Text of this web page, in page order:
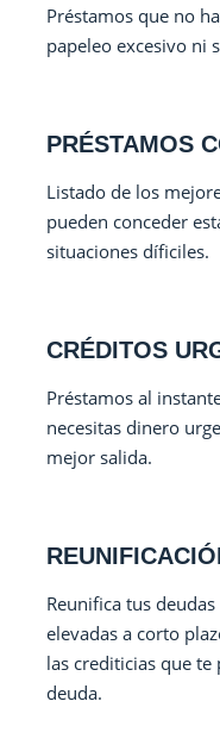
Préstamos que no
papeleo excesivo ni
PRÉSTAMOS
Listado de los
pueden conceder
situaciones díficiles.
CRÉDITOS
Préstamos al
necesitas dinero
mejor salida.
Reunifica tus
elevadas a corto
las crediticias que
deuda.